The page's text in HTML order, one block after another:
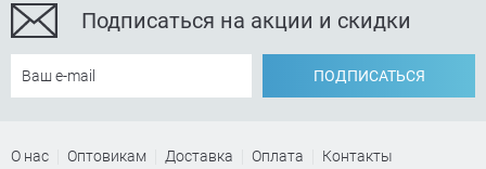
Подписаться на акции и скидки
ПОДПИСАТЬСЯ
О нас Оптовикам Доставка Оплата
Контакты